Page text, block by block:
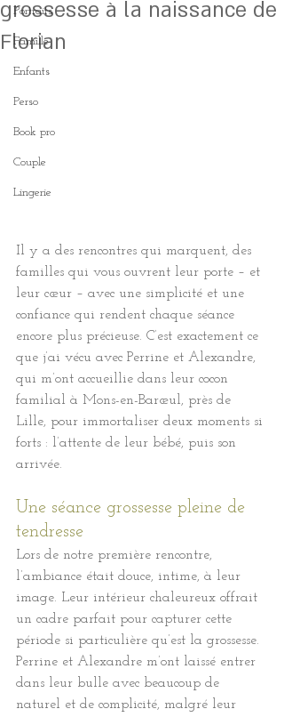
Portraits
Famille
Enfants
Perso
Book pro
Couple
Lingerie
grossesse à la naissance de
Florian
Il y a des rencontres qui marquent, des
familles qui vous ouvrent leur porte – et
leur cœur – avec une simplicité et une
confiance qui rendent chaque séance
encore plus précieuse. C’est exactement ce
que j’ai vécu avec Perrine et Alexandre,
qui m’ont accueillie dans leur cocon
familial à Mons-en-Barœul, près de
Lille, pour immortaliser deux moments si
forts : l’attente de leur bébé, puis son
arrivée.
Une séance grossesse pleine de
tendresse
Lors de notre première rencontre,
l’ambiance était douce, intime, à leur
image. Leur intérieur chaleureux offrait
un cadre parfait pour capturer cette
période si particulière qu’est la grossesse.
Perrine et Alexandre m’ont laissé entrer
dans leur bulle avec beaucoup de
naturel et de complicité, malgré leur